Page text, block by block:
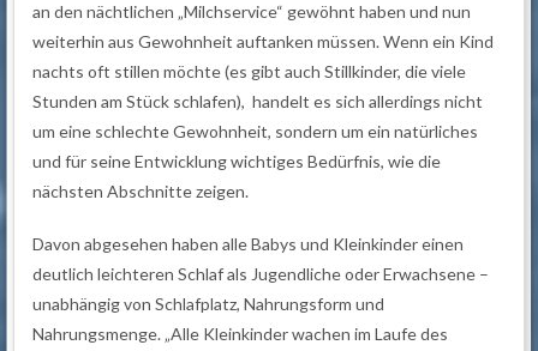
an den nächtlichen „Milchservice“ gewöhnt haben und nun
weiterhin aus Gewohnheit auftanken müssen. Wenn ein Kind
nachts oft stillen möchte (es gibt auch Stillkinder, die viele
Stunden am Stück schlafen), handelt es sich allerdings nicht
um eine schlechte Gewohnheit, sondern um ein natürliches
und für seine Entwicklung wichtiges Bedürfnis, wie die
nächsten Abschnitte zeigen.
Davon abgesehen haben alle Babys und Kleinkinder einen
deutlich leichteren Schlaf als Jugendliche oder Erwachsene –
unabhängig von Schlafplatz, Nahrungsform und
Nahrungsmenge. „Alle Kleinkinder wachen im Laufe des